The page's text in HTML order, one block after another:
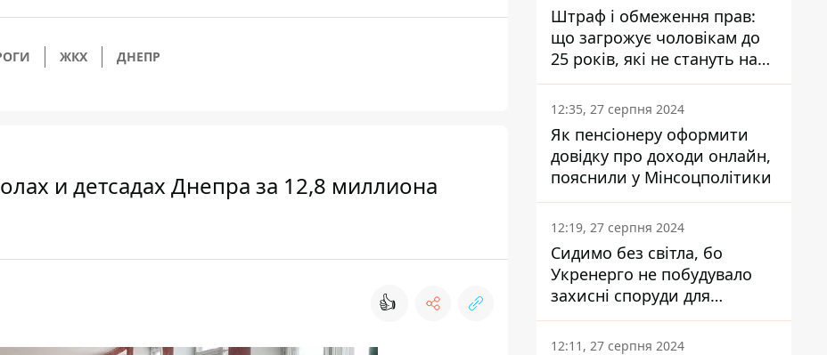
ЖКХ ДНЕПР
и детсадах Днепра за 12,8 миллиона
👍
Штраф і обмеження прав:
що загрожує чоловікам до
25 років, які не стануть на
військовий облік
12:35, 27 серпня 2024
Як пенсіонеру оформити
довідку про доходи онлайн,
пояснили у Мінсоцполітики
12:19, 27 серпня 2024
Сидимо без світла, бо
Укренерго не побудувало
захисні споруди для
енергетики - нардеп
Кучеренко
12:11, 27 серпня 2024